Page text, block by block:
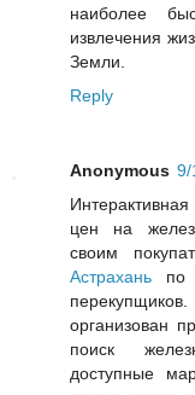
наиболее
извлечения
Земли.
Reply
Anonymous 9/
цен на
своим
Астрахань по
организован
поиск
доступные